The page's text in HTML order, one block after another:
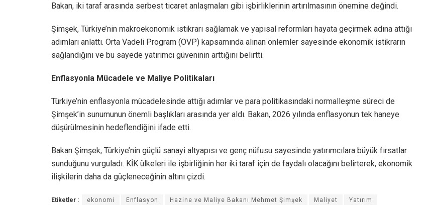
Bakan, iki taraf arasında serbest ticaret anlaşmaları gibi işbirliklerinin artırılmasının önemine değindi.
Şimşek, Türkiye’nin makroekonomik istikrarı sağlamak ve yapısal reformları hayata geçirmek adına attığı
adımları anlattı. Orta Vadeli Program (OVP) kapsamında alınan önlemler sayesinde ekonomik istikrarın
sağlandığını ve bu sayede yatırımcı güveninin arttığını belirtti.
Enflasyonla Mücadele ve Maliye Politikaları
Türkiye’nin enflasyonla mücadelesinde attığı adımlar ve para politikasındaki normalleşme süreci de
Şimşek’in sunumunun önemli başlıkları arasında yer aldı. Bakan, 2026 yılında enflasyonun tek haneye
düşürülmesinin hedeflendiğini ifade etti.
Bakan Şimşek, Türkiye’nin güçlü sanayi altyapısı ve genç nüfusu sayesinde yatırımcılara büyük fırsatlar
sunduğunu vurguladı. KİK ülkeleri ile işbirliğinin her iki taraf için de faydalı olacağını belirterek, ekonomik
ilişkilerin daha da güçleneceğinin altını çizdi.
Etiketler : ekonomi Enflasyon Hazine ve Maliye Bakanı Mehmet Şimşek Maliyet Yatırım